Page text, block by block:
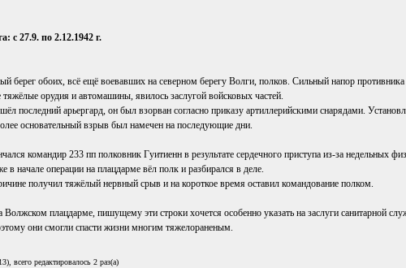
с 27.9. по 2.12.1942 г.
берег обоих, всё ещё воевавших на северном берегу Волги, полков. Сильный напор
тяжёлые орудия и автомашины, явилось заслугой войсковых частей.
последний арьергард, он был взорван согласно приказу артиллерийскими снарядами.
основательный взрыв был намечен на последующие дни.
командир 233 пп полковник Гуитиенн в результате сердечного приступа из-за недельных
начале операции на плацдарме вёл полк и разбирался в деле.
получил тяжёлый нервный срыв и на короткое время оставил командование полком.
плацдарме, пишущему эти строки хочется особенно указать на заслуги санитарной
они смогли спасти жизни многим тяжелораненым.
всего редактировалось 2 раз(а)